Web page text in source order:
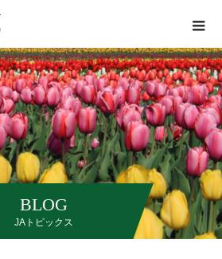
BLOG
JAトピックス